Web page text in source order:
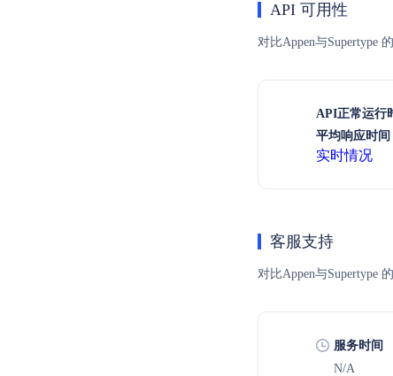
API 可用性
对比Appen与Supertype
API正常运行
平均响应时间
实时情况
客服支持
对比Appen与Supertype
服务时间
N/A